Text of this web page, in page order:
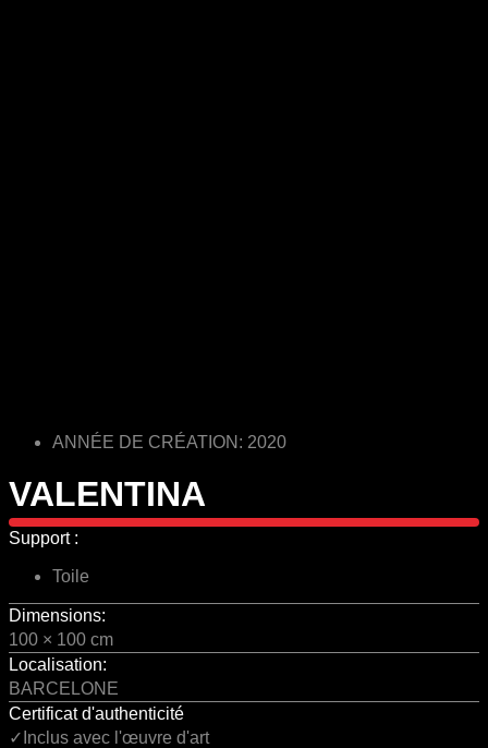
ANNÉE DE CRÉATION: 2020
VALENTINA
Support :
Toile
Dimensions:
100 × 100 cm
Localisation:
BARCELONE
Certificat d'authenticité
✓Inclus avec l'œuvre d'art